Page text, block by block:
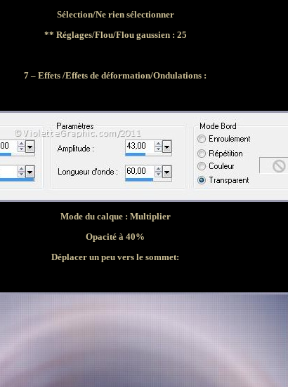
Sélection/Ne rien sélectionner
** Réglages/Flou/Flou gaussien : 25
7 – Effets /Effets de déformation/Ondulations :
Mode du calque : Multiplier
Opacité à 40%
Déplacer un peu vers le sommet: